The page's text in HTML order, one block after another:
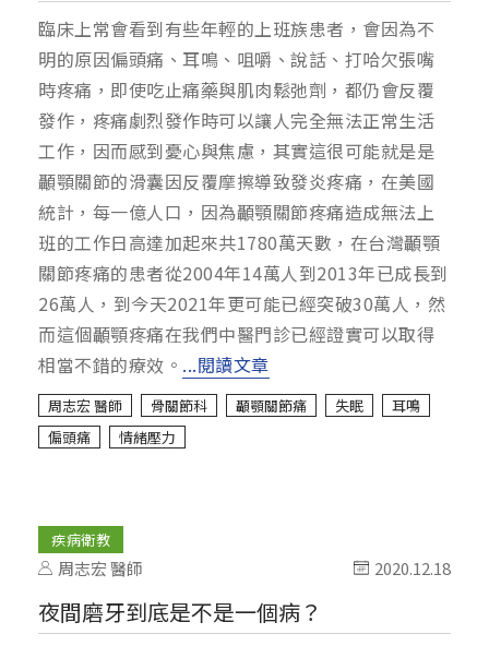
臨床上常會看到有些年輕的上班族患者，會因為不
明的原因偏頭痛、耳鳴、咀嚼、說話、打哈欠張嘴
時疼痛，即使吃止痛藥與肌肉鬆弛劑，都仍會反覆
發作，疼痛劇烈發作時可以讓人完全無法正常生活
工作，因而感到憂心與焦慮，其實這很可能就是是
顳顎關節的滑囊因反覆摩擦導致發炎疼痛，在美國
統計，每一億人口，因為顳顎關節疼痛造成無法上
班的工作日高達加起來共1780萬天數，在台灣顳顎
關節疼痛的患者從2004年14萬人到2013年已成長到
26萬人，到今天2021年更可能已經突破30萬人，然
而這個顳顎疼痛在我們中醫門診已經證實可以取得
相當不錯的療效。 ...閱讀文章
周志宏 醫師 骨關節科 顳顎關節痛 失眠
耳鳴
偏頭痛
情緒壓力
疾病衛教
周志宏 醫師 2020.12.18
夜間磨牙到底是不是一個病？